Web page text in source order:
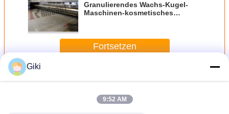
Granulierendes Wachs-Kugel-
Maschinen-kosmetisches
Fortsetzen
Mehr
Giki
9:52 AM